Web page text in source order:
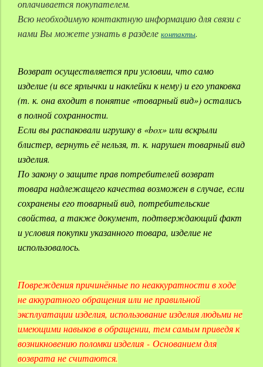
оплачивается покупателем.
Всю необходимую контактную информацию для связи с
нами Вы можете узнать в разделе контакты.
Возврат осуществляется при условии, что само
изделие (и все ярлычки и наклейки к нему) и его упаковка
(т. к. она входит в понятие «товарный вид») остались
в полной сохранности.
Если вы распаковали игрушку в «box» или вскрыли
блистер, вернуть её нельзя, т. к. нарушен товарный вид
изделия.
По закону о защите прав потребителей возврат
товара надлежащего качества возможен в случае, если
сохранены его товарный вид, потребительские
свойства, а также документ, подтверждающий факт
и условия покупки указанного товара, изделие не
использовалось.
Повреждения причинённые по неаккуратности в ходе
не аккуратного обращения или не правильной
эксплуатации изделия, использование изделия людьми не
имеющими навыков в обращении, тем самым приведя к
возникновению поломки изделия-Основанием для
возврата не считаются.